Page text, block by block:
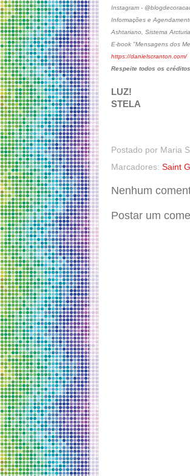
Instagram -
Informações e
Ashtariano, Sistema
E-book "Mensagens dos
https://danielscranton.com/
Respeite todos os
LUZ!
STELA
Postado por Maria
Marcadores: Saint
Nenhum
Postar um